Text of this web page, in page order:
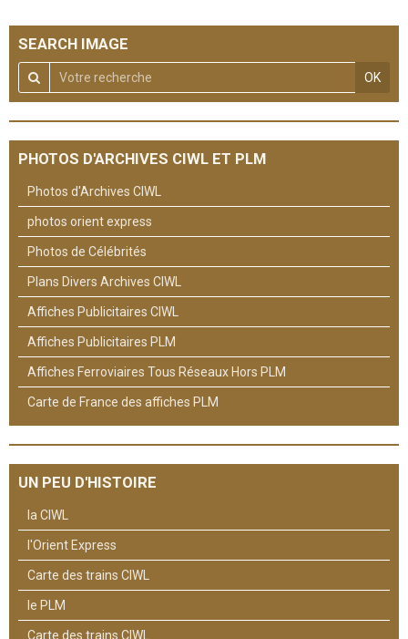
SEARCH IMAGE
OK
PHOTOS D'ARCHIVES CIWL ET PLM
Photos d'Archives CIWL
photos orient express
Photos de Célébrités
Plans Divers Archives CIWL
Affiches Publicitaires CIWL
Affiches Publicitaires PLM
Affiches Ferroviaires Tous Réseaux Hors PLM
Carte de France des affiches PLM
UN PEU D'HISTOIRE
la CIWL
l'Orient Express
Carte des trains CIWL
le PLM
Carte des trains CIWL